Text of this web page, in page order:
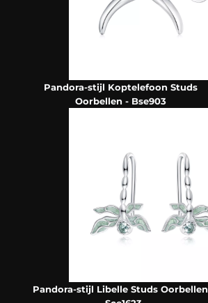
Pandora-stijl Koptelefoon Studs
Oorbellen - Bse903
Pandora-stijl Libelle Studs Oorbellen